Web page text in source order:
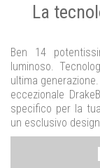
La
Ben 14
luminoso.
ultima
eccezionale
specifico per la
un esclusivo